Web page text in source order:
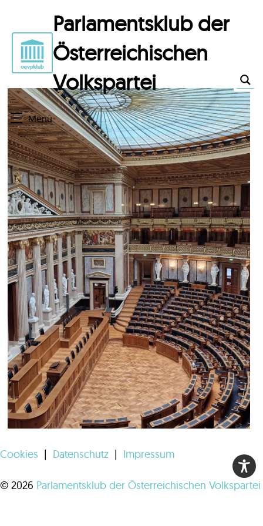
Parlamentsklub der
Österreichischen
Volkspartei
Menü
© 2026 Parlamentsklub der Österreichischen Volkspartei
Cookies | Datenschutz | Impressum